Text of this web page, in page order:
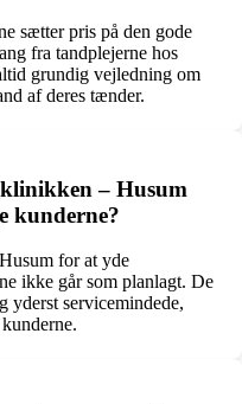
sætter pris på den gode
fra tandplejerne hos
grundig vejledning om
af deres tænder.
– Husum
kunderne?
for at yde
ikke går som planlagt. De
yderst servicemindede,